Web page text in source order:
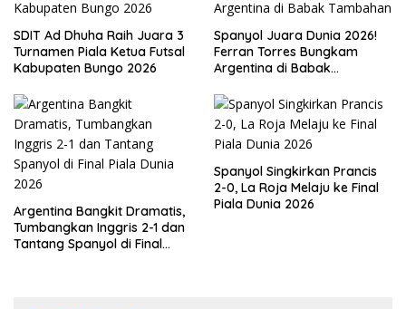
SDIT Ad Dhuha Raih Juara 3
Turnamen Piala Ketua Futsal
Kabupaten Bungo 2026
Spanyol Juara Dunia 2026!
Ferran Torres Bungkam
Argentina di Babak
Argentina Bangkit Dramatis,
Tumbangkan Inggris 2-1 dan
Tantang Spanyol di Final
Spanyol Singkirkan Prancis
2-0, La Roja Melaju ke Final
Piala Dunia 2026